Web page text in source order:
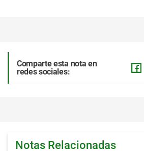
Comparte esta nota en
redes sociales:
Notas Relacionadas